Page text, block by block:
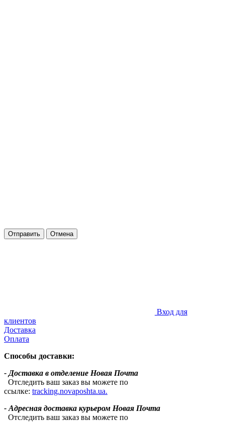
Отправить Отмена
Вход для
клиентов
Доставка
Оплата
Способы доставки:
- Доставка в отделение Новая Почта
Отследить ваш заказ вы можете по
ссылке: tracking.novaposhta.ua.
- Адресная доставка курьером Новая Почта
Отследить ваш заказ вы можете по